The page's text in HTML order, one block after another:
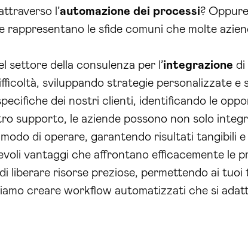
l’automazione dei processi?
rappresentano le sfide comuni che molte
settore della consulenza per l’integrazione di
sviluppando strategie personalizzate
dei nostri clienti, identificando le
supporto, le aziende possono non solo
di operare, garantendo risultati tangibili
vantaggi che affrontano efficacemente le
liberare risorse preziose, permettendo ai
creare workflow automatizzati che si